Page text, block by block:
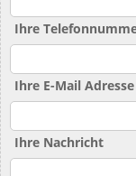
Ihre
Ihre E-Mail Adresse
Ihre Nachricht